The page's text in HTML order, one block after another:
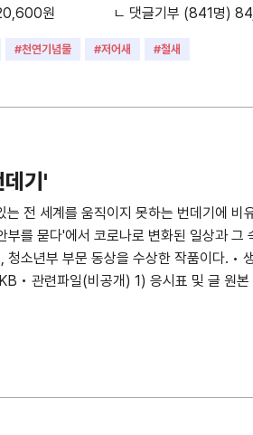
원 ㄴ 댓글기부 (841명)
#천연기념물 #저어새
#철새
데기'
전 세계를 움직이지 못하는 번데기에 비
부를 묻다'에서 코로나로 변화된 일상과 그
소년부 부문 동상을 수상한 작품이다. •
• 관련파일(비공개) 1) 응시표 및 글 원본